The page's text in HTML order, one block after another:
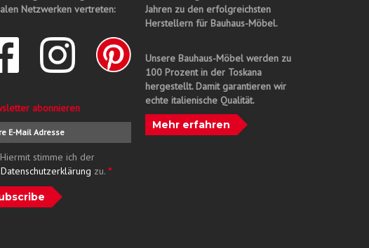
Netzwerken vertreten:
abonnieren
Hiermit stimme ich der
Datenschutzerklärung zu. *
Jahren zu den erfolgreichsten
Herstellern für Bauhaus-Möbel.
Unsere Bauhaus-Möbel werden zu
100 Prozent in der Toskana
hergestellt. Damit garantieren wir
echte italienische Qualität.
Mehr erfahren